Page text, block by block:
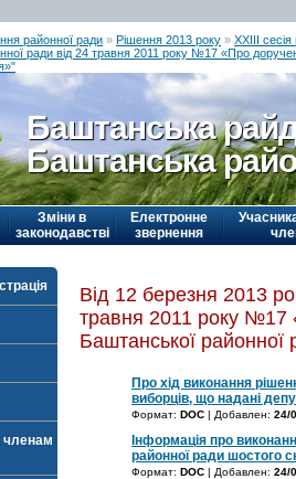
районної ради » Рішення 2013 року » ХХІІІ
ради від 24 травня 2011 року №17 «Про
Баштанська
Баштанська
Зміни в
законодавстві
Електронне
звернення
членам
Від 12 березня 2013
травня 2011 року №17
Баштанської
Про хід виконання
виборців, що надані
Формат: DOC | Добавлен: 24/
Інформація про
районної ради шостого
Формат: DOC | Добавлен: 24/